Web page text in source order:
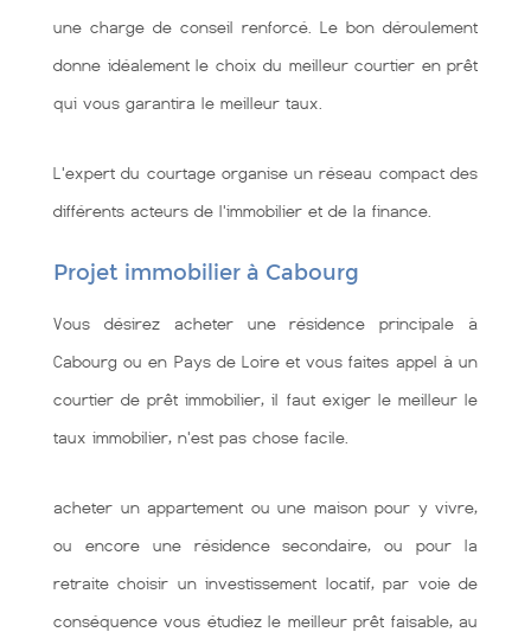
une charge de conseil renforcé. Le bon déroulement
donne idéalement le choix du meilleur courtier en prêt
qui vous garantira le meilleur taux.
L'expert du courtage organise un réseau compact des
différents acteurs de l'immobilier et de la finance.
Projet immobilier à Cabourg
Vous désirez acheter une résidence principale à
Cabourg ou en Pays de Loire et vous faites appel à un
courtier de prêt immobilier, il faut exiger le meilleur le
taux immobilier, n'est pas chose facile.
acheter un appartement ou une maison pour y vivre,
ou encore une résidence secondaire, ou pour la
retraite choisir un investissement locatif, par voie de
conséquence vous étudiez le meilleur prêt faisable, au